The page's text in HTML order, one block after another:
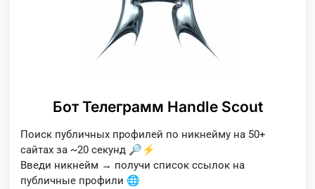
Бот Телеграмм Handle Scout
Поиск публичных профилей по никнейму на 50+
сайтах за ~20 секунд 🔎⚡️
Введи никнейм → получи список ссылок на
публичные профили 🌐